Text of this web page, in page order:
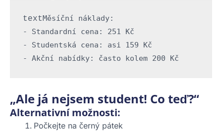
textMěsíční náklady:
- Standardní cena: 251 Kč
- Studentská cena: asi 159 Kč
„Ale já nejsem student! Co teď?“
Alternativní možnosti:
Počkejte na černý pátek